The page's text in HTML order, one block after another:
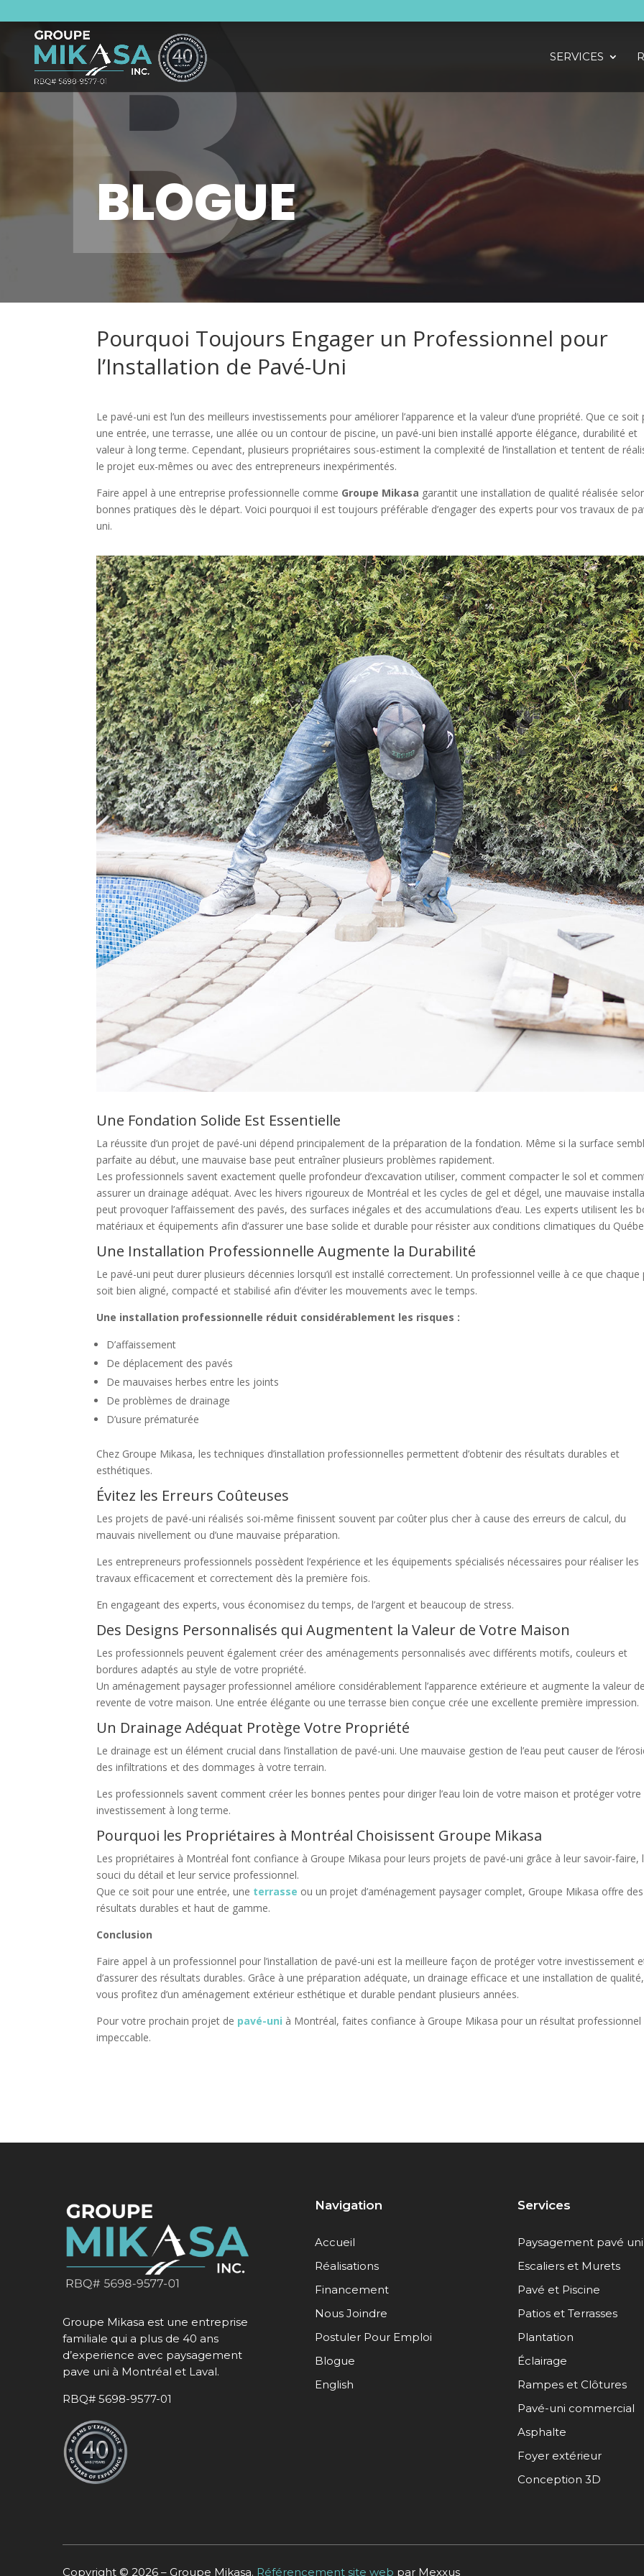
SERVICES
B
BLOGUE
Pourquoi Toujours Engager un Professionnel pour
l’Installation de Pavé-Uni
Le pavé-uni est l’un des meilleurs investissements pour améliorer l’apparence et la valeur d’une propriété. Que ce soit
une entrée, une terrasse, une allée ou un contour de piscine, un pavé-uni bien installé apporte élégance, durabilité et
valeur à long terme. Cependant, plusieurs propriétaires sous-estiment la complexité de l’installation et tentent de
le projet eux-mêmes ou avec des entrepreneurs inexpérimentés.
Faire appel à une entreprise professionnelle comme Groupe Mikasa garantit une installation de qualité réalisée
bonnes pratiques dès le départ. Voici pourquoi il est toujours préférable d’engager des experts pour vos travaux de
uni.
Une Fondation Solide Est Essentielle
La réussite d’un projet de pavé-uni dépend principalement de la préparation de la fondation. Même si la surface
parfaite au début, une mauvaise base peut entraîner plusieurs problèmes rapidement.
Les professionnels savent exactement quelle profondeur d’excavation utiliser, comment compacter le sol et
assurer un drainage adéquat. Avec les hivers rigoureux de Montréal et les cycles de gel et dégel, une mauvaise
peut provoquer l’affaissement des pavés, des surfaces inégales et des accumulations d’eau. Les experts utilisent les
matériaux et équipements afin d’assurer une base solide et durable pour résister aux conditions climatiques du
Une Installation Professionnelle Augmente la Durabilité
Le pavé-uni peut durer plusieurs décennies lorsqu’il est installé correctement. Un professionnel veille à ce que chaque
soit bien aligné, compacté et stabilisé afin d’éviter les mouvements avec le temps.
Une installation professionnelle réduit considérablement les risques :
D’affaissement
De déplacement des pavés
De mauvaises herbes entre les joints
De problèmes de drainage
D’usure prématurée
Chez Groupe Mikasa, les techniques d’installation professionnelles permettent d’obtenir des résultats durables et
esthétiques.
Évitez les Erreurs Coûteuses
Les projets de pavé-uni réalisés soi-même finissent souvent par coûter plus cher à cause des erreurs de calcul, du
mauvais nivellement ou d’une mauvaise préparation.
Les entrepreneurs professionnels possèdent l’expérience et les équipements spécialisés nécessaires pour réaliser les
travaux efficacement et correctement dès la première fois.
En engageant des experts, vous économisez du temps, de l’argent et beaucoup de stress.
Des Designs Personnalisés qui Augmentent la Valeur de Votre Maison
Les professionnels peuvent également créer des aménagements personnalisés avec différents motifs, couleurs et
bordures adaptés au style de votre propriété.
Un aménagement paysager professionnel améliore considérablement l’apparence extérieure et augmente la valeur de
revente de votre maison. Une entrée élégante ou une terrasse bien conçue crée une excellente première impression.
Un Drainage Adéquat Protège Votre Propriété
Le drainage est un élément crucial dans l’installation de pavé-uni. Une mauvaise gestion de l’eau peut causer de
des infiltrations et des dommages à votre terrain.
Les professionnels savent comment créer les bonnes pentes pour diriger l’eau loin de votre maison et protéger votre
investissement à long terme.
Pourquoi les Propriétaires à Montréal Choisissent Groupe Mikasa
Les propriétaires à Montréal font confiance à Groupe Mikasa pour leurs projets de pavé-uni grâce à leur savoir-faire,
souci du détail et leur service professionnel.
Que ce soit pour une entrée, une terrasse ou un projet d’aménagement paysager complet, Groupe Mikasa offre des
résultats durables et haut de gamme.
Conclusion
Faire appel à un professionnel pour l’installation de pavé-uni est la meilleure façon de protéger votre investissement
d’assurer des résultats durables. Grâce à une préparation adéquate, un drainage efficace et une installation de qualité,
vous profitez d’un aménagement extérieur esthétique et durable pendant plusieurs années.
Pour votre prochain projet de pavé-uni à Montréal, faites confiance à Groupe Mikasa pour un résultat professionnel
impeccable.
Groupe Mikasa est une entreprise
familiale qui a plus de 40 ans
d’experience avec paysagement
pave uni à Montréal et Laval.
RBQ# 5698-9577-01
Navigation
Accueil
Réalisations
Financement
Nous Joindre
Postuler Pour Emploi
Blogue
English
Services
Paysagement pavé uni
Escaliers et Murets
Pavé et Piscine
Patios et Terrasses
Plantation
Éclairage
Rampes et Clôtures
Pavé-uni commercial
Asphalte
Foyer extérieur
Conception 3D
Copyright © 2026 – Groupe Mikasa. Référencement site web par Mexxus